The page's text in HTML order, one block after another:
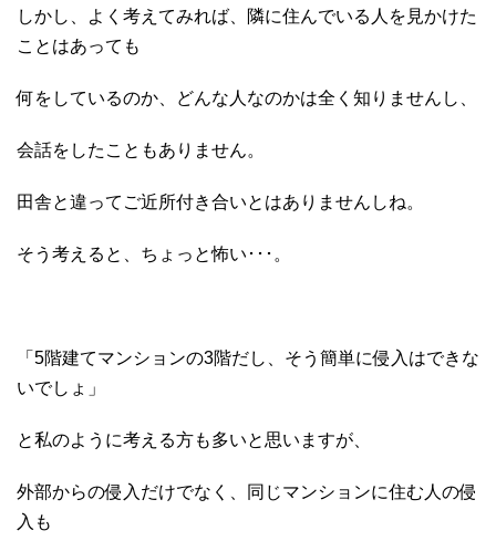
しかし、よく考えてみれば、隣に住んでいる人を見かけた
ことはあっても
何をしているのか、どんな人なのかは全く知りませんし、
会話をしたこともありません。
田舎と違ってご近所付き合いとはありませんしね。
そう考えると、ちょっと怖い･･･。
「5階建てマンションの3階だし、そう簡単に侵入はできな
いでしょ」
と私のように考える方も多いと思いますが、
外部からの侵入だけでなく、同じマンションに住む人の侵
入も